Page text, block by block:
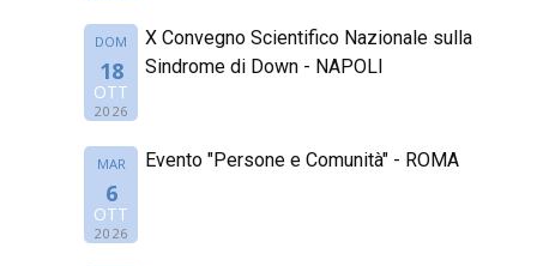
DOM
18
OTT
2026
X Convegno Scientifico Nazionale sulla
Sindrome di Down - NAPOLI
MAR
6
OTT
2026
Evento "Persone e Comunità" - ROMA